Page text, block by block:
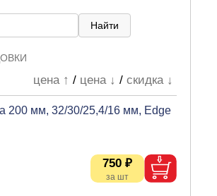
цена ↑ / цена ↓ /скидка ↓
200 мм, 32/30/25,4/16 мм, Edge
750 ₽